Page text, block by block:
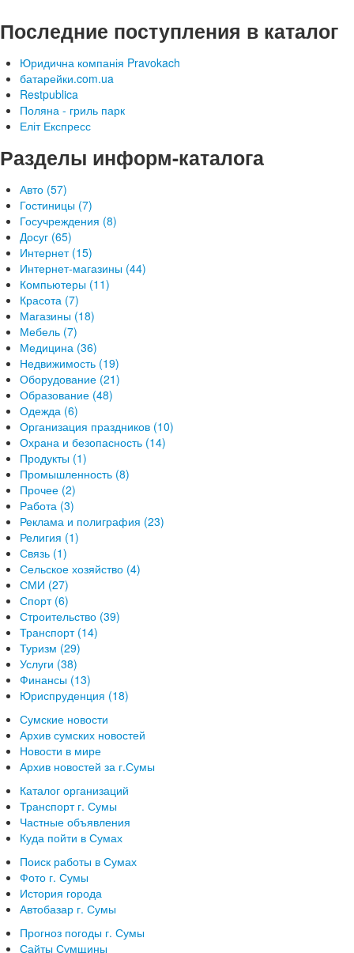
Последние поступления в каталог
Юридична компанія Pravokach
батарейки.com.ua
Restpublica
Поляна - гриль парк
Еліт Експресс
Разделы информ-каталога
Авто (57)
Гостиницы (7)
Госучреждения (8)
Досуг (65)
Интернет (15)
Интернет-магазины (44)
Компьютеры (11)
Красота (7)
Магазины (18)
Мебель (7)
Медицина (36)
Недвижимость (19)
Оборудование (21)
Образование (48)
Одежда (6)
Организация праздников (10)
Охрана и безопасность (14)
Продукты (1)
Промышленность (8)
Прочее (2)
Работа (3)
Реклама и полиграфия (23)
Религия (1)
Связь (1)
Сельское хозяйство (4)
СМИ (27)
Спорт (6)
Строительство (39)
Транспорт (14)
Туризм (29)
Услуги (38)
Финансы (13)
Юриспруденция (18)
Сумские новости
Архив сумских новостей
Новости в мире
Архив новостей за г.Сумы
Каталог организаций
Транспорт г. Сумы
Частные объявления
Куда пойти в Сумах
Поиск работы в Сумах
Фото г. Сумы
История города
Автобазар г. Сумы
Прогноз погоды г. Сумы
Сайты Сумщины